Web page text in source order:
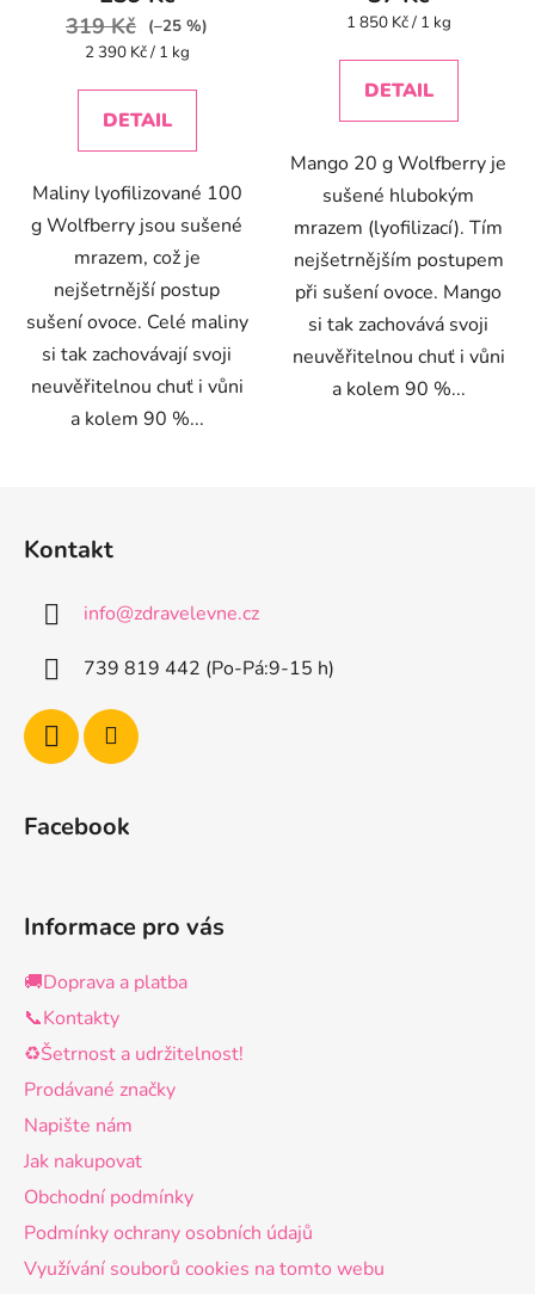
319 Kč
(–25 %)
Měrná
2 390 Kč / 1 kg
DETAIL
Maliny lyofilizované 100
g Wolfberry jsou sušené
mrazem, což je
nejšetrnější postup
sušení ovoce. Celé maliny
si tak zachovávají svoji
neuvěřitelnou chuť i vůni
a kolem 90 %...
Měrná
1 850 Kč / 1 kg
DETAIL
Mango 20 g Wolfberry je
sušené hlubokým
mrazem (lyofilizací). Tím
nejšetrnějším postupem
při sušení ovoce. Mango
si tak zachovává svoji
neuvěřitelnou chuť i vůni
a kolem 90 %...
Kontakt
info@zdravelevne.cz
739 819 442 (Po-Pá:9-15 h)
Facebook
Informace pro vás
🚚Doprava a platba
📞Kontakty
♻️Šetrnost a udržitelnost!
Prodávané značky
Napište nám
Jak nakupovat
Obchodní podmínky
Podmínky ochrany osobních údajů
Využívání souborů cookies na tomto webu